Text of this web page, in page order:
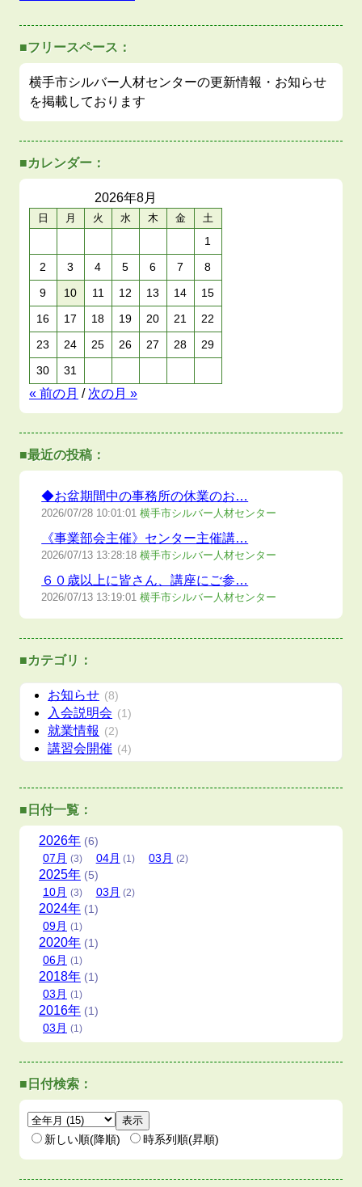
■フリースペース：
横手市シルバー人材センターの更新情報・お知らせ
を掲載しております
■カレンダー：
2026年8月
日 月 火 水 木 金 土
1
2
3 4 5 6 7
8
9
10 11 12 13 14
15
16
17 18 19 20 21
22
23
24 25 26 27 28
29
30
31
« 前の月 / 次の月 »
■最近の投稿：
◆お盆期間中の事務所の休業のお…
2026/07/28 10:01:01 横手市シルバー人材センター
《事業部会主催》センター主催講…
2026/07/13 13:28:18 横手市シルバー人材センター
６０歳以上に皆さん、講座にご参…
2026/07/13 13:19:01 横手市シルバー人材センター
■カテゴリ：
お知らせ (8)
入会説明会 (1)
就業情報 (2)
講習会開催 (4)
■日付一覧：
2026年 (6)
07 月 (3) 04月 (1) 03 月 (2)
2025年 (5)
10月 (3) 03 月 (2)
2024年 (1)
09月 (1)
2020年 (1)
06月 (1)
2018年 (1)
03 月 (1)
2016年 (1)
03 月 (1)
■日付検索：
新しい順(降順) 時系列順(昇順)